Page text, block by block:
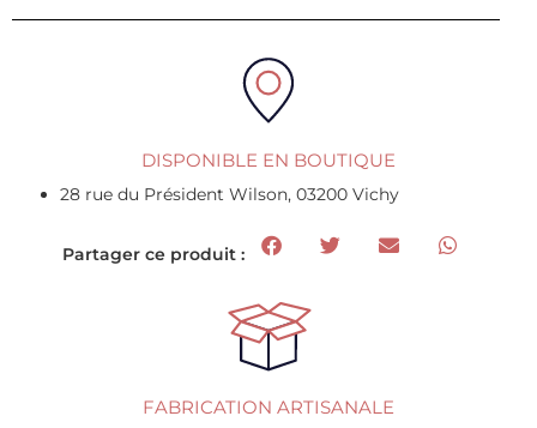
DISPONIBLE EN BOUTIQUE
28 rue du Président Wilson, 03200 Vichy
Partager ce produit :
FABRICATION ARTISANALE